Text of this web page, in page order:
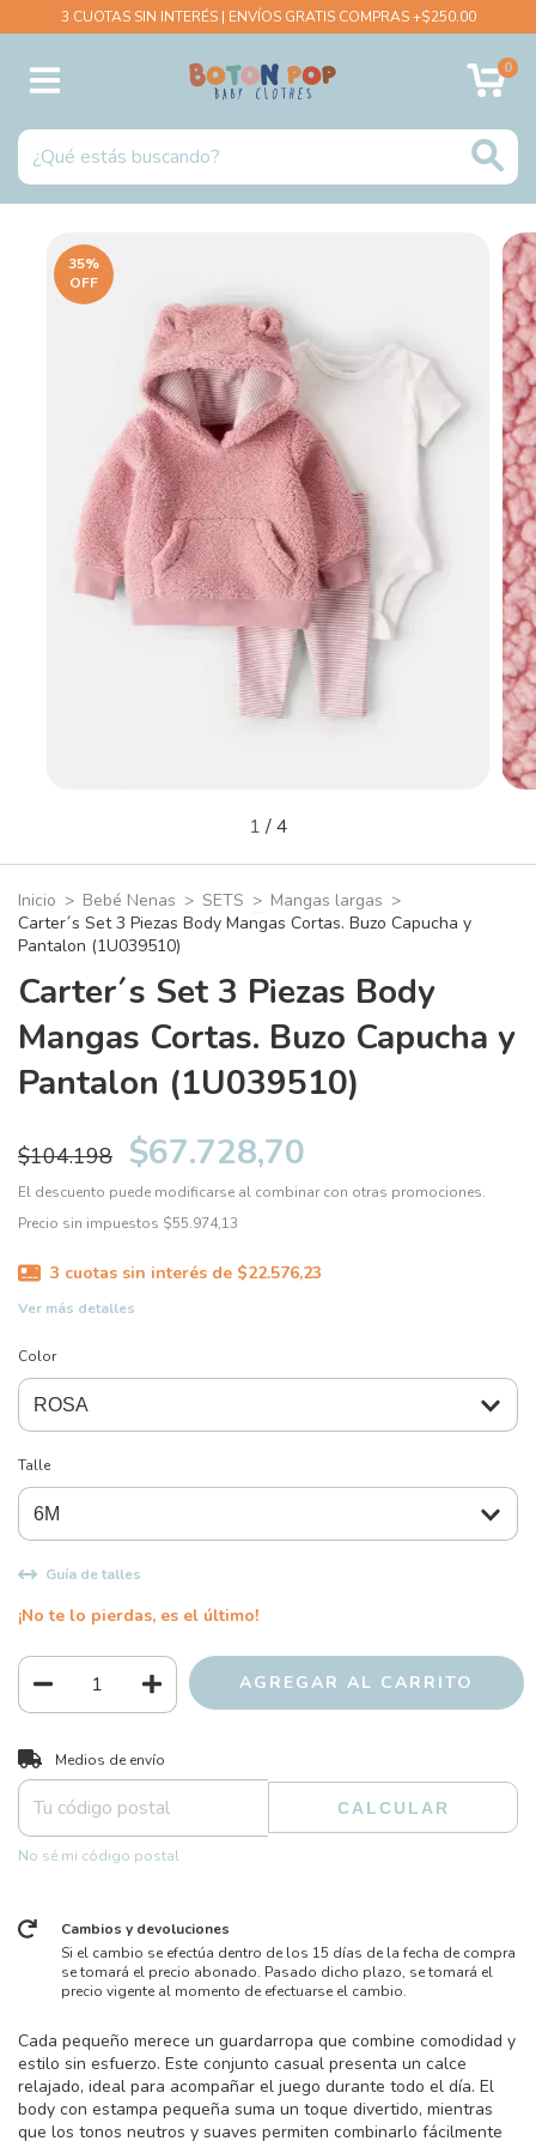
3 CUOTAS SIN INTERÉS | ENVÍOS GRATIS COMPRAS +$250.00
0
35%
OFF
1 /4
Inicio > Bebé Nenas > SETS > Mangas largas >
Carter´s Set 3 Piezas Body Mangas Cortas. Buzo Capucha y
Pantalon (1U039510)
Carter´s Set 3 Piezas Body
Mangas Cortas. Buzo Capucha y
Pantalon (1U039510)
$104.198 $67.728,70
El descuento puede modificarse al combinar con otras promociones.
Precio sin impuestos $55.974,13
3 cuotas sin interés de $22.576,23
Ver más detalles
Color
Talle
Guía de talles
¡No te lo pierdas, es el último!
Entregas para el CP:
Medios de envío
CALCULAR
No sé mi código postal
Cambios y devoluciones
Si el cambio se efectúa dentro de los 15 días de la fecha de compra
se tomará el precio abonado. Pasado dicho plazo, se tomará el
precio vigente al momento de efectuarse el cambio.
Cada pequeño merece un guardarropa que combine comodidad y
estilo sin esfuerzo. Este conjunto casual presenta un calce
relajado, ideal para acompañar el juego durante todo el día. El
body con estampa pequeña suma un toque divertido, mientras
que los tonos neutros y suaves permiten combinarlo fácilmente